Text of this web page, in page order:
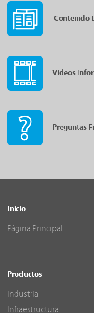
Contenido
Videos
Preguntas
Inicio
Página Principal
Productos
Industria
Infraestructura